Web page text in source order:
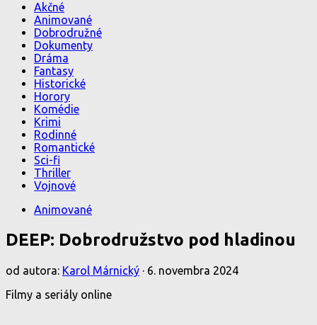
Akčné
Animované
Dobrodružné
Dokumenty
Dráma
Fantasy
Historické
Horory
Komédie
Krimi
Rodinné
Romantické
Sci-fi
Thriller
Vojnové
Animované
DEEP: Dobrodružstvo pod hladinou
od autora: Karol Márnický · 6. novembra 2024
Filmy a seriály online